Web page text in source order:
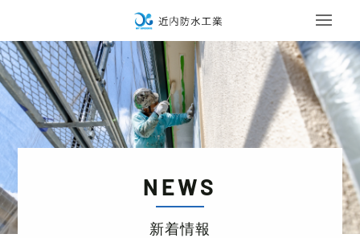
NEWS
新着情報